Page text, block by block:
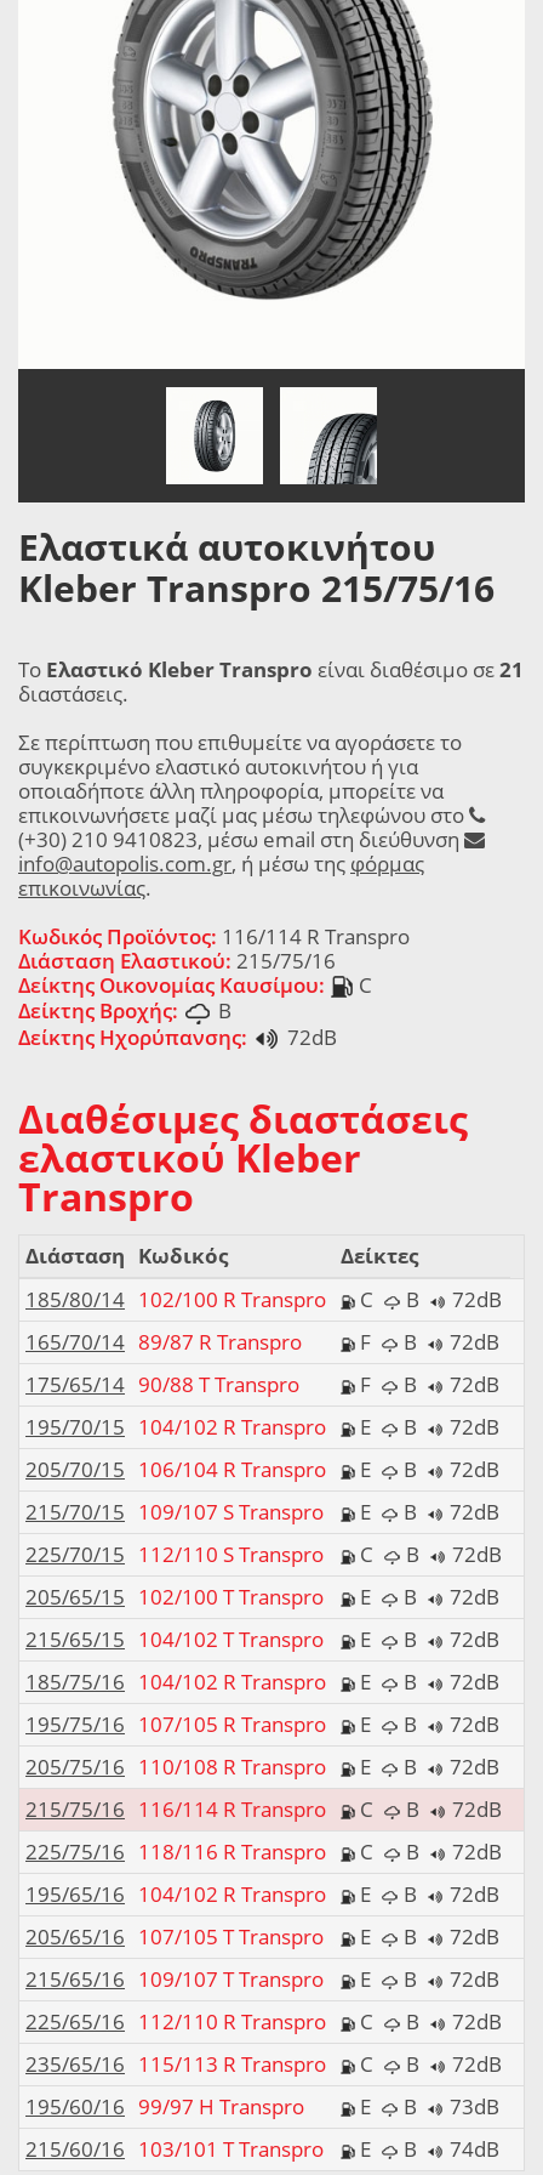
Ελαστικά αυτοκινήτου
Kleber Transpro 215/75/16
Το Ελαστικό Kleber Transpro είναι διαθέσιμο σε21
διαστάσεις.
Σε περίπτωση που επιθυμείτε να αγοράσετε το
συγκεκριμένο ελαστικό αυτοκινήτου ή για
οποιαδήποτε άλλη πληροφορία, μπορείτε να
επικοινωνήσετε μαζί μας μέσω τηλεφώνου στο
(+30) 210 9410823, μέσω email στη διεύθυνση
info@autopolis.com.gr, ή μέσω της φόρμας
επικοινωνίας.
Κωδικός Προϊόντος: 116/114 R Transpro
Διάσταση Ελαστικού: 215/75/16
Δείκτης Οικονομίας Καυσίμου:
C
Δείκτης Βροχής:
B
Δείκτης Ηχορύπανσης:
72dB
Διαθέσιμες διαστάσεις
ελαστικού Kleber
Transpro
Διάσταση Κωδικός
Δείκτες
185/80/14 102/100 R Transpro C B
72dB
165/70/14 89/87 R Transpro F B
72dB
175/65/14 90/88 T Transpro F B
72dB
195/70/15 104/102 R Transpro E B
72dB
205/70/15 106/104 R Transpro E B
72dB
215/70/15 109/107 S Transpro E B
72dB
225/70/15 112/110 S Transpro C B
72dB
205/65/15 102/100 T Transpro E B
72dB
215/65/15 104/102 T Transpro E B
72dB
185/75/16 104/102 R Transpro E B
72dB
195/75/16 107/105 R Transpro E B
72dB
205/75/16 110/108 R Transpro E B
72dB
215/75/16 116/114 R Transpro C B
72dB
225/75/16 118/116 R Transpro C B
72dB
195/65/16 104/102 R Transpro E B
72dB
205/65/16 107/105 T Transpro E B
72dB
215/65/16 109/107 T Transpro E B
72dB
225/65/16 112/110 R Transpro C B
72dB
235/65/16 115/113 R Transpro C B
72dB
195/60/16 99/97 H Transpro E B
73dB
215/60/16 103/101 T Transpro E B 74dB